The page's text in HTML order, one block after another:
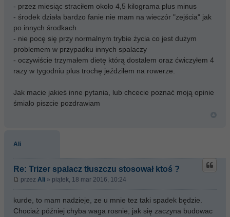
- przez miesiąc straciłem około 4,5 kilograma plus minus
- środek działa bardzo fanie nie mam na wieczór "zejścia" jak
po innych środkach
- nie pocę się przy normalnym trybie życia co jest dużym
problemem w przypadku innych spalaczy
- oczywiście trzymałem dietę którą dostałem oraz ćwiczyłem 4
razy w tygodniu plus trochę jeździłem na rowerze.
Jak macie jakieś inne pytania, lub chcecie poznać moją opinie
śmiało piszcie pozdrawiam
Ali
Re: Trizer spalacz tłuszczu stosował ktoś ?
przez Ali » piątek, 18 mar 2016, 10:24
kurde, to mam nadzieje, ze u mnie tez taki spadek będzie.
Chociaż później chyba waga rosnie, jak się zaczyna budowac